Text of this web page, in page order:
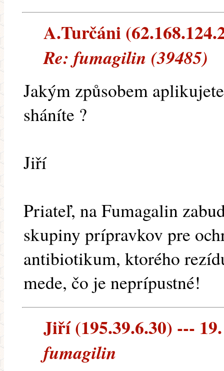
A.Turčáni
Re: fumagilin (39485)
Jakým způsobem
sháníte ?
Jiří
Priateľ, na Fumagalin
skupiny prípravkov pre
antibiotikum, ktorého
mede, čo je neprípustné!
Jiří (195.39.6.30) ---
fumagilin